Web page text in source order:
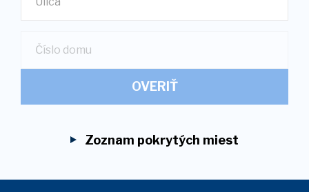
OVERIŤ
Zoznam pokrytých miest